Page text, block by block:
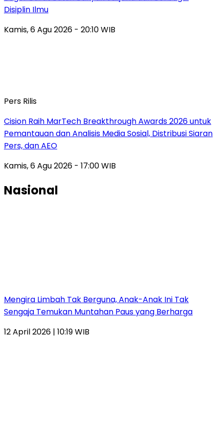
Disiplin Ilmu
Kamis, 6 Agu 2026 - 20:10 WIB
Pers Rilis
Cision Raih MarTech Breakthrough Awards 2026 untuk
Pemantauan dan Analisis Media Sosial, Distribusi Siaran
Pers, dan AEO
Kamis, 6 Agu 2026 - 17:00 WIB
Nasional
Mengira Limbah Tak Berguna, Anak-Anak Ini Tak
Sengaja Temukan Muntahan Paus yang Berharga
12 April 2026 | 10:19 WIB